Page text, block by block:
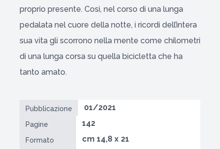
proprio presente. Così, nel corso di una lunga
pedalata nel cuore della notte, i ricordi dell’intera
sua vita gli scorrono nella mente come chilometri
di una lunga corsa su quella bicicletta che ha
tanto amato.
Pubblicazione 01/2021
Pagine 142
Formato cm 14,8 x 21